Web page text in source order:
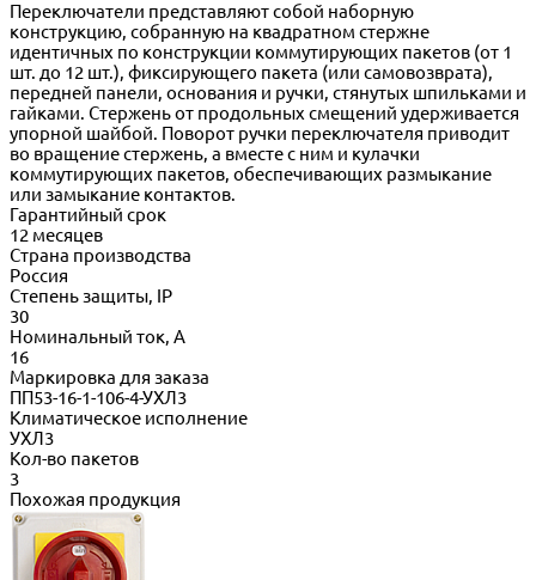
Переключатели представляют собой наборную
конструкцию, собранную на квадратном стержне
идентичных по конструкции коммутирующих пакетов (от 1
шт. до 12 шт.), фиксирующего пакета (или самовозврата),
передней панели, основания и ручки, стянутых шпильками и
гайками. Стержень от продольных смещений удерживается
упорной шайбой. Поворот ручки переключателя приводит
во вращение стержень, а вместе с ним и кулачки
коммутирующих пакетов, обеспечивающих размыкание
или замыкание контактов.
Гарантийный срок
12 месяцев
Страна производства
Россия
Степень защиты, IP
30
Номинальный ток, А
16
Маркировка для заказа
ПП53-16-1-106-4-УХЛ3
Климатическое исполнение
УХЛ3
Кол-во пакетов
3
Похожая продукция